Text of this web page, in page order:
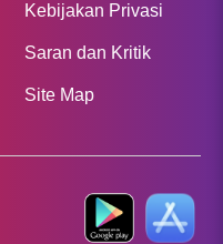
Kebijakan Privasi
Saran dan Kritik
Site Map